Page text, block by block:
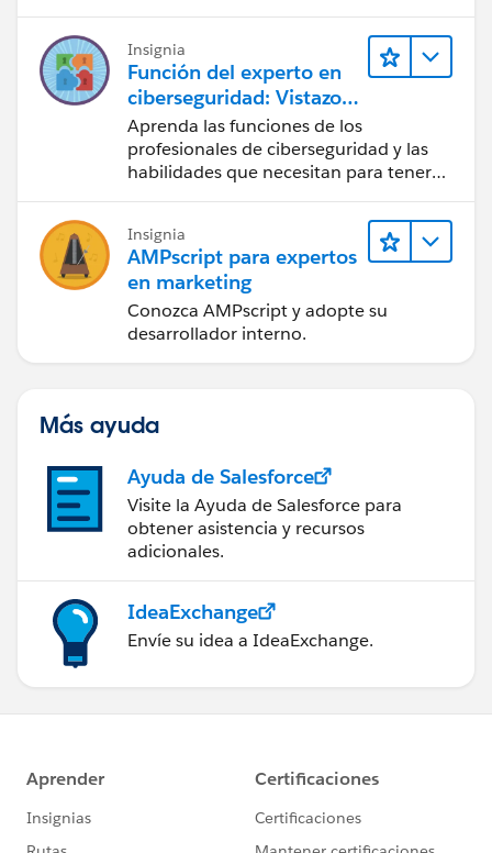
Insignia
Función del experto en
ciberseguridad: Vistazo
rápido
Aprenda las funciones de los
profesionales de ciberseguridad y las
habilidades que necesitan para tener
Insignia
AMPscript para expertos
en marketing
Conozca AMPscript y adopte su
desarrollador interno.
Más ayuda
Ayuda de Salesforce
Visite la Ayuda de Salesforce para
obtener asistencia y recursos
adicionales.
IdeaExchange
Envíe su idea a IdeaExchange.